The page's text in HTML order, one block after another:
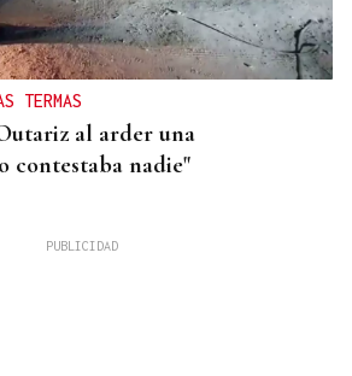
TERMAS
al arder una
contestaba nadie"